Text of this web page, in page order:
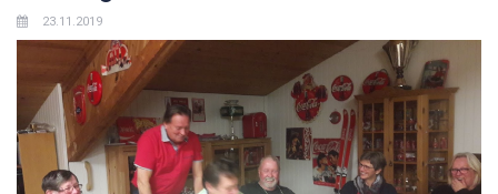
23.11.2019